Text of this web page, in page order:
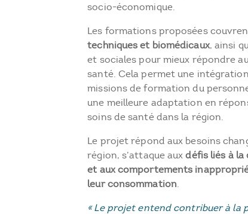
socio-économique.
Les formations proposées
techniques et biomédicaux, ainsi
et sociales pour mieux répondre
santé. Cela permet une
missions de formation du
une meilleure adaptation en
soins de santé dans la région.
Le projet répond aux besoins
région, s’attaque auxdéfis liés à la
et aux comportements
leur consommation
« Le projet entend contribuer à la